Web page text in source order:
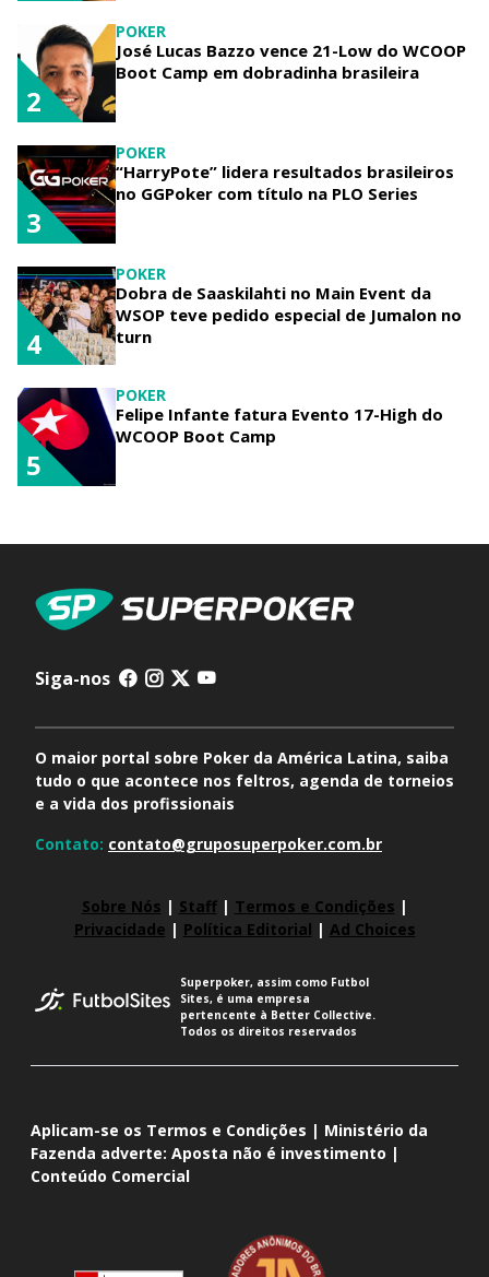
POKER
José Lucas Bazzo vence 21-Low do WCOOP
Boot Camp em dobradinha brasileira
2
POKER
“HarryPote” lidera resultados brasileiros
no GGPoker com título na PLO Series
3
POKER
Dobra de Saaskilahti no Main Event da
WSOP teve pedido especial de Jumalon no
turn
4
POKER
Felipe Infante fatura Evento 17-High do
WCOOP Boot Camp
5
Siga-nos
O maior portal sobre Poker da América Latina, saiba
tudo o que acontece nos feltros, agenda de torneios
e a vida dos profissionais
Contato: contato@gruposuperpoker.com.br
Sobre Nós | Staff| Termos e Condições |
Privacidade | Política Editorial | Ad Choices
Superpoker, assim como Futbol
Sites, é uma empresa
pertencente à Better Collective.
Todos os direitos reservados
Aplicam-se os Termos e Condições | Ministério da
Fazenda adverte: Aposta não é investimento |
Conteúdo Comercial